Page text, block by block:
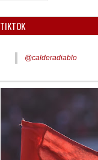
TIKTOK
@calderadiablo